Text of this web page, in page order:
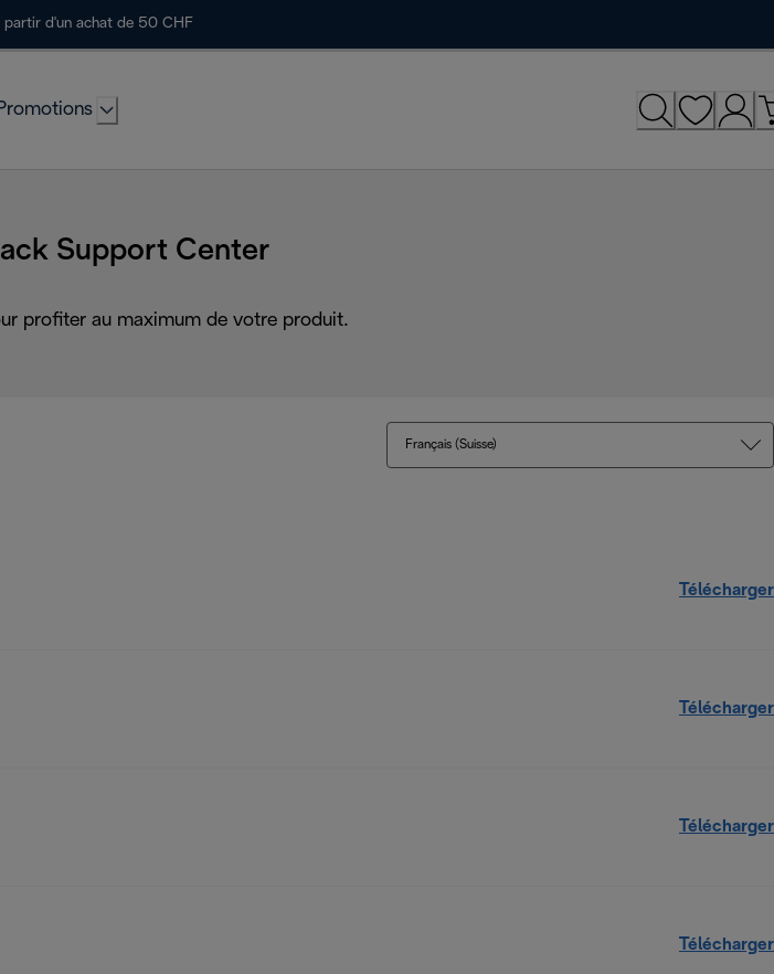
partir d'un achat de 50 CHF
Support Center
profiter au maximum de votre produit.
Français (Suisse)
Télécharger
Télécharger
Télécharger
Télécharger